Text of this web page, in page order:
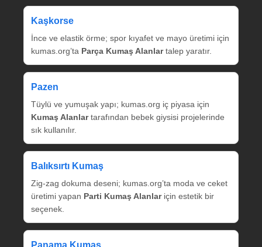
Kaşkorse
İnce ve elastik örme; spor kıyafet ve mayo üretimi için
kumas.org’ta Parça Kumaş Alanlartalep yaratır.
Pazen
Tüylü ve yumuşak yapı; kumas.org iç piyasa için
Kumaş Alanlartarafından bebek giysisi projelerinde
sık kullanılır.
Balıksırtı Kumaş
Zig‑zag dokuma deseni; kumas.org’ta moda ve ceket
üretimi yapan Parti Kumaş Alanlariçin estetik bir
seçenek.
Panama Kumaş